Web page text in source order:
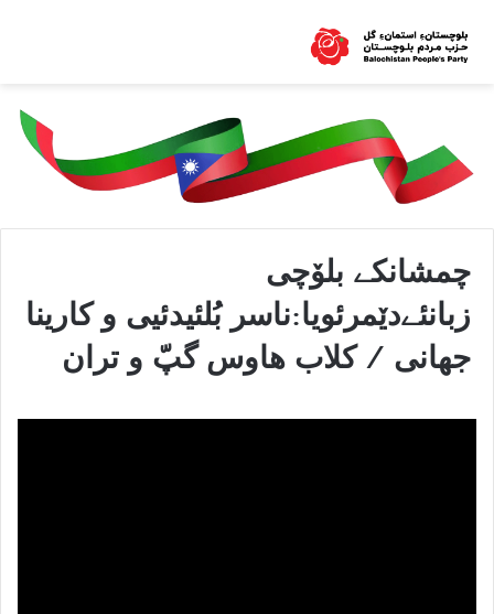
چمشانکے بلۆچی
زبانئےدێمرئویا:ناسر بُلئیدئیی و کارینا
جهانی / کلاب هاوس گپّ و تران